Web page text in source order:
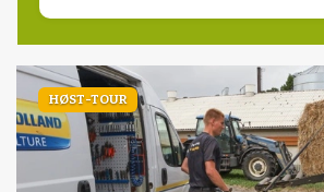
HØST-TOUR